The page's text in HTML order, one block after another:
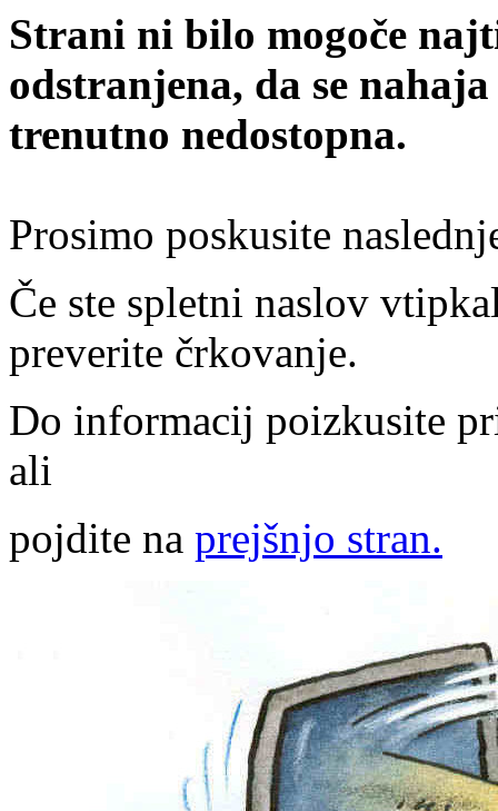
Strani ni bilo mogoče
odstranjena, da se
trenutno nedostopna.
Prosimo poskusite
Če ste spletni naslov
preverite črkovanje.
Do informacij poizkusite
ali
pojdite na prejšnjo stran.